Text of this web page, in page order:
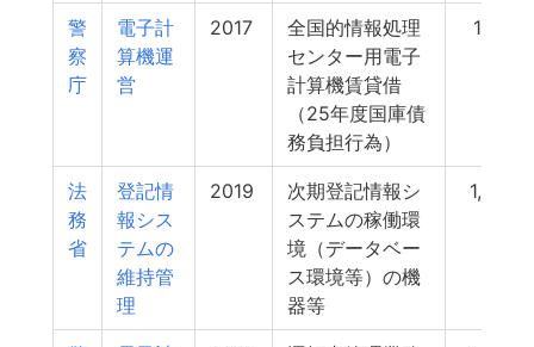
警
察
庁
電子計
算機運
営
2017
全国的情報処理
センター用電子
計算機賃貸借
（25年度国庫債
務負担行為）
1,651
法
務
省
登記情
報シス
テムの
維持管
理
2019
次期登記情報シ
ステムの稼働環
境（データベー
ス環境等）の機
器等
1,600